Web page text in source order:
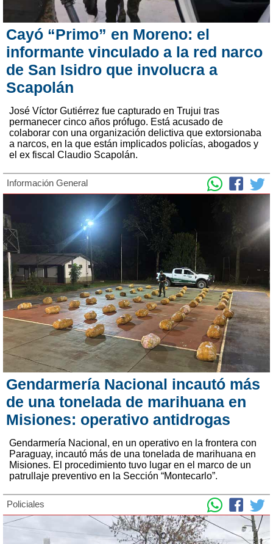
Cayó “Primo” en Moreno: el
informante vinculado a la red narco
de San Isidro que involucra a
Scapolán
José Víctor Gutiérrez fue capturado en Trujui tras
permanecer cinco años prófugo. Está acusado de
colaborar con una organización delictiva que extorsionaba
a narcos, en la que están implicados policías, abogados y
el ex fiscal Claudio Scapolán.
Información General
Gendarmería Nacional incautó más
de una tonelada de marihuana en
Misiones: operativo antidrogas
Gendarmería Nacional, en un operativo en la frontera con
Paraguay, incautó más de una tonelada de marihuana en
Misiones. El procedimiento tuvo lugar en el marco de un
patrullaje preventivo en la Sección “Montecarlo”.
Policiales